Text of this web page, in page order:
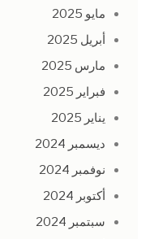
مايو 2025
أبريل 2025
مارس 2025
فبراير 2025
يناير 2025
ديسمبر 2024
نوفمبر 2024
أكتوبر 2024
سبتمبر 2024